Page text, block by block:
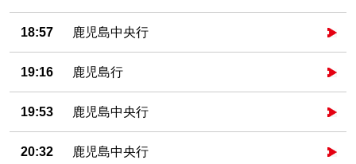
18:57 鹿児島中央行
19:16 鹿児島行
19:53 鹿児島中央行
20:32 鹿児島中央行